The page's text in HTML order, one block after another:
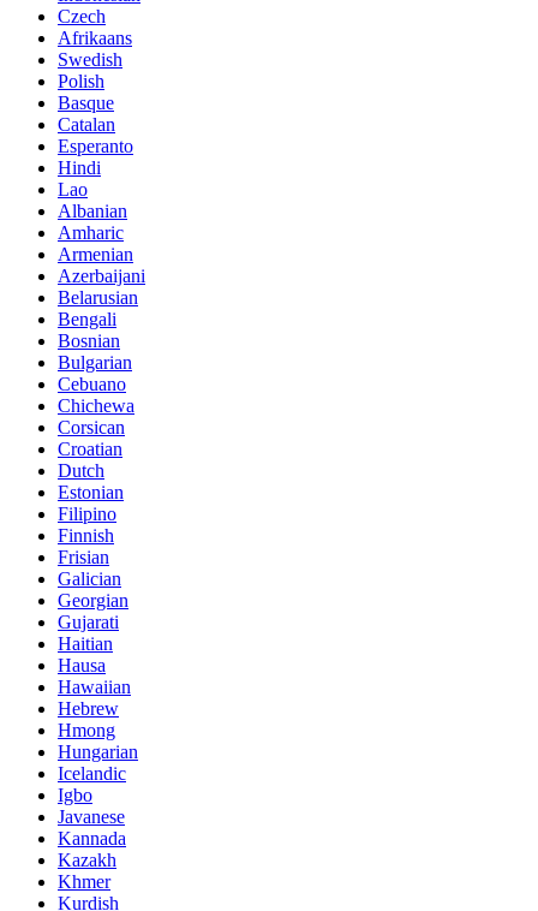
Czech
Afrikaans
Swedish
Polish
Basque
Catalan
Esperanto
Hindi
Lao
Albanian
Amharic
Armenian
Azerbaijani
Belarusian
Bengali
Bosnian
Bulgarian
Cebuano
Chichewa
Corsican
Croatian
Dutch
Estonian
Filipino
Finnish
Frisian
Galician
Georgian
Gujarati
Haitian
Hausa
Hawaiian
Hebrew
Hmong
Hungarian
Icelandic
Igbo
Javanese
Kannada
Kazakh
Khmer
Kurdish